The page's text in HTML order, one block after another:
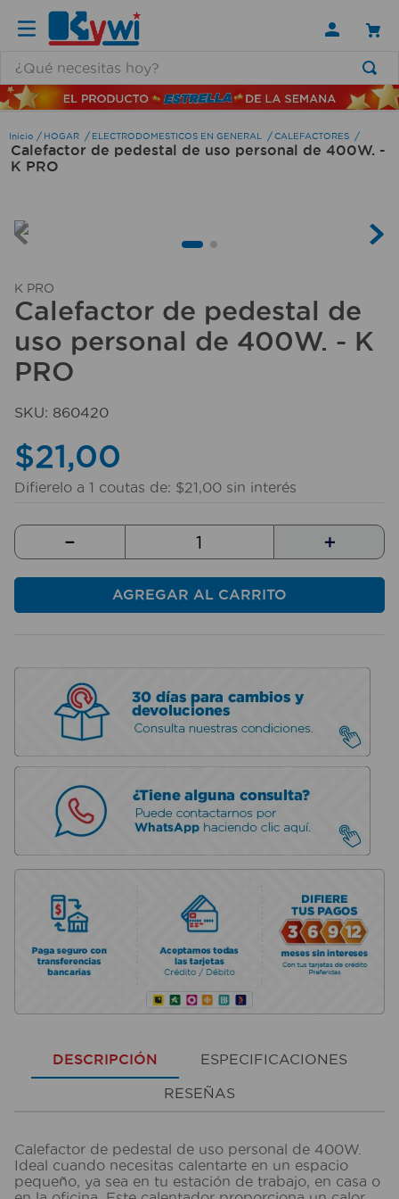
HOGAR ELECTRODOMESTICOS EN GENERAL CALEFACTORES
Calefactor de pedestal de uso personal de 400W. -
K PRO
K PRO
Calefactor de pedestal de
uso personal de 400W. - K
PRO
SKU: 860420
$21,00
Difierelo a 1 coutas de: $21,00 sin interés
＋
－
AGREGAR AL CARRITO
DESCRIPCIÓN ESPECIFICACIONES
RESEÑAS
Calefactor de pedestal de uso personal de 400W.
Ideal cuando necesitas calentarte en un espacio
pequeño, ya sea en tu estación de trabajo, en casa o
TÉRMINOS MÁS BUSCADOS
1 .
lamparas
2 .
ducha
4.
6
organizador
7.
cerradura
8.
taladro
9.
aspiradora
10. sillas